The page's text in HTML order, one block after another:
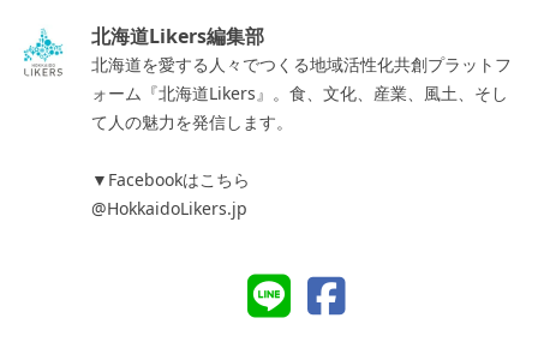
北海道Likers編集部
北海道を愛する人々でつくる地域活性化共創プラットフ
ォーム『北海道Likers』。食、文化、産業、風土、そし
て人の魅力を発信します。
▼Facebookはこちら
@HokkaidoLikers.jp